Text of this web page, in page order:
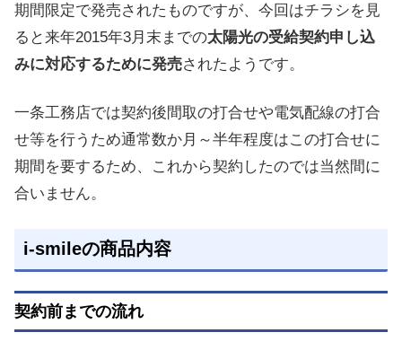
期間限定で発売されたものですが、今回はチラシを見
ると来年2015年3月末までの太陽光の受給契約申し込
みに対応するために発売されたようです。
一条工務店では契約後間取の打合せや電気配線の打合
せ等を行うため通常数か月～半年程度はこの打合せに
期間を要するため、これから契約したのでは当然間に
合いません。
i-smileの商品内容
契約前までの流れ